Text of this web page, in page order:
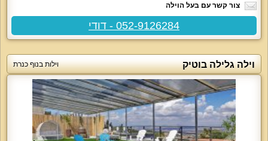
צור קשר עם בעל הוילה
052-9126284 - דודי
וילה גלילה בוטיק וילות בנוף כנרת